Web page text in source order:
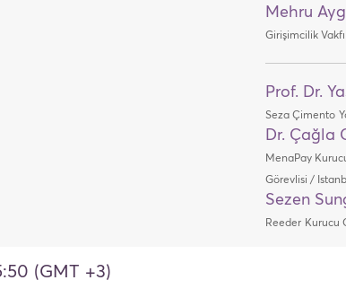
Mehru
Girişimcilik Vakfı
Prof. Dr.
Seza Çimento
Dr. Çağla
MenaPay
Görevlisi /
Sezen
Reeder Kurucu
(GMT +3)